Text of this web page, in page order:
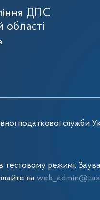
ДПС
області
податкової служби
тестовому режимі.
на